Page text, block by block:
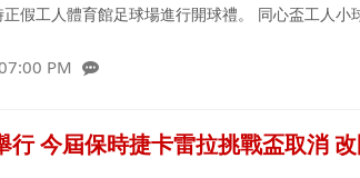
假工人體育館足球場進行開球禮。 同心盃工人小
PM
今屆保時捷卡雷拉挑戰盃取消